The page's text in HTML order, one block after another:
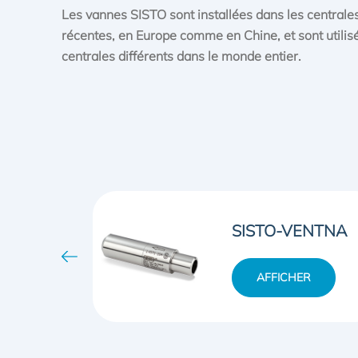
Les vannes SISTO sont installées dans les
récentes, en Europe comme en Chine, et sont
centrales différents dans le monde entier.
SISTO-INSTNA
AFFICHER